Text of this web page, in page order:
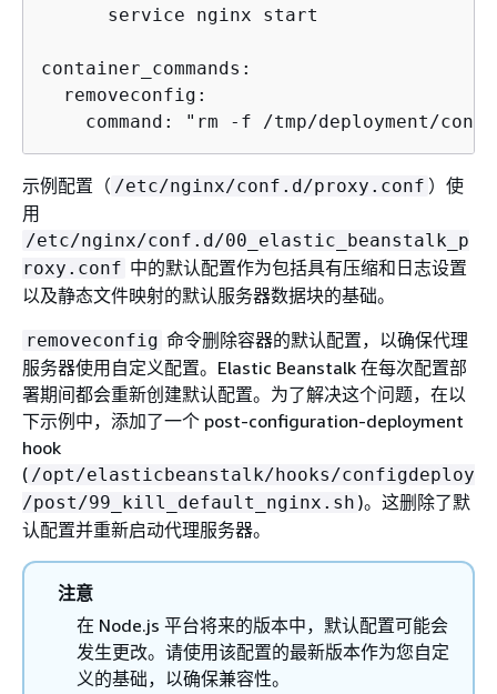
      service nginx start
container_commands:
  removeconfig:
command: "rm -f /tmp/deployment/
示例配置（ /etc/nginx/conf.d/proxy.conf ）使
用
/etc/nginx/conf.d/00_elastic_beanstalk_p
roxy.conf 中的默认配置作为包括具有压缩和日志设置
以及静态文件映射的默认服务器数据块的基础。
removeconfig 命令删除容器的默认配置，以确保代理
服务器使用自定义配置。Elastic Beanstalk 在每次配置部
署期间都会重新创建默认配置。为了解决这个问题，在以
下示例中，添加了一个 post-configuration-deployment
hook
( /opt/elasticbeanstalk/hooks/configdeploy
/post/99_kill_default_nginx.sh )。这删除了默
认配置并重新启动代理服务器。
注意
在 Node.js 平台将来的版本中，默认配置可能会
发生更改。请使用该配置的最新版本作为您自定
义的基础，以确保兼容性。